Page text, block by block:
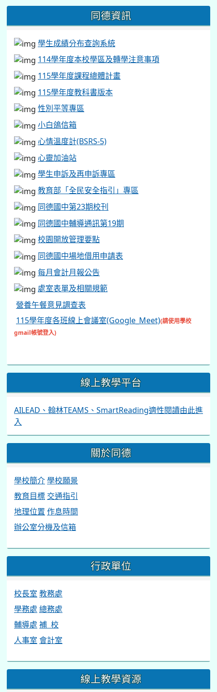
同德資訊
學生成績分布查詢系統
114學年度本校學區及轉學注意事項
115學年度課程總體計畫
115學年度教科書版本
性別平等專區
小白鴿信箱
心情溫度計(BSRS-5)
心靈加油站
學生申訴及再申訴專區
教育部「全民安全指引」專區
同德國中第23期校刊
同德國中輔導通訊第19期
校園開放管理要點
同德國中場地借用申請表
每月會計月報公告
處室表單及相關規範
營養午餐意見調查表
115學年度各班線上會議室(Google_Meet)(請使用學校
gmail帳號登入)
線上教學平台
AILEAD、翰林TEAMS、SmartReading適性閱讀由此進
入
關於同德
學校簡介學校願景
教育目標 交通指引
地理位置 作息時間
辦公室分機及信箱
行政單位
校長室 教務處
學務處 總務處
輔導處 補 校
人事室 會計室
線上教學資源